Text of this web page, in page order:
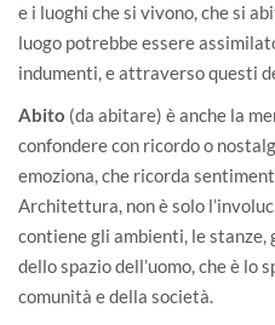
e i luoghi che si vivono, che si
luogo potrebbe essere
indumenti, e attraverso questi
Abito (da abitare) è anche la
confondere con ricordo o
emoziona, che ricorda
Architettura, non è solo
contiene gli ambienti, le stanze,
dello spazio dell’uomo, che è lo
comunità e della società.